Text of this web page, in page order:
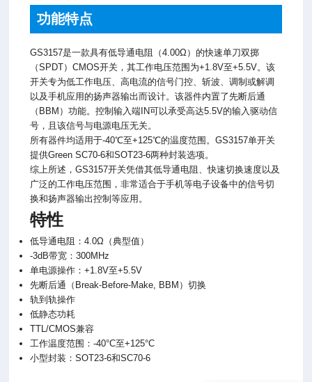
功能特点
GS3157是一款具有低导通电阻（4.00Ω）的快速单刀双掷
（SPDT）CMOS开关，其工作电压范围为+1.8V至+5.5V。该
开关专为低工作电压、高电流的信号门控、斩波、调制或解调
以及手机应用的扬声器输出而设计。该器件内置了先断后通
（BBM）功能。控制输入端IN可以承受高达5.5V的输入驱动信
号，且该信号与电源电压无关。
所有器件均适用于-40℃至+125℃的温度范围。GS3157单开关
提供Green SC70-6和SOT23-6两种封装选项。
综上所述，GS3157开关凭借其低导通电阻、快速切换速度以及
广泛的工作电压范围，非常适合于手机等电子设备中的信号切
换和扬声器输出控制等应用。
特性
低导通电阻：4.0Ω（典型值）
-3dB带宽：300MHz
单电源操作：+1.8V至+5.5V
先断后通（Break-Before-Make, BBM）切换
轨到轨操作
低静态功耗
TTL/CMOS兼容
工作温度范围：-40°C至+125°C
小型封装：SOT23-6和SC70-6